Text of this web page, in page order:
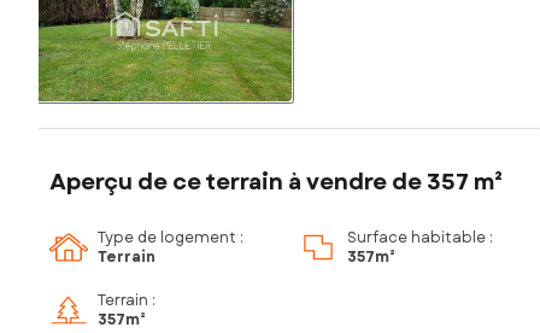
Aperçu de ce terrain à vendre de 357 m²
Type de logement :
Terrain
Surface habitable :
357m²
Terrain :
357m²